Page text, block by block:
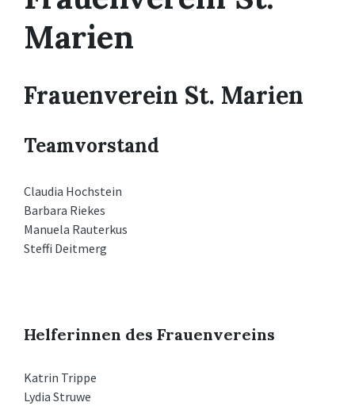
Marien
Frauenverein St. Marien
Teamvorstand
Claudia Hochstein
Barbara Riekes
Manuela Rauterkus
Steffi Deitmerg
Helferinnen des Frauenvereins
Katrin Trippe
Lydia Struwe